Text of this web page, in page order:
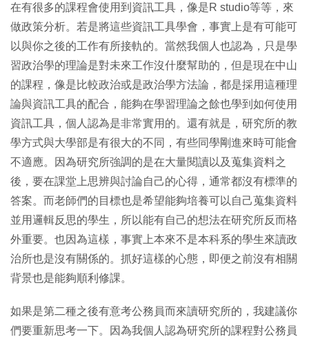
在有很多的課程會使用到資訊工具，像是R studio等等，來
做政策分析。若是將這些資訊工具學會，事實上是有可能可
以與你之後的工作有所接軌的。當然我個人也認為，只是學
習政治學的理論是對未來工作沒什麼幫助的，但是現在中山
的課程，像是比較政治或是政治學方法論，都是採用這種理
論與資訊工具的配合，能夠在學習理論之餘也學到如何使用
資訊工具，個人認為是非常實用的。還有就是，研究所的教
學方式與大學部是有很大的不同，有些同學剛進來時可能會
不適應。因為研究所強調的是在大量閱讀以及蒐集資料之
後，要在課堂上思辨與討論自己的心得，通常都沒有標準的
答案。而老師們的目標也是希望能夠培養可以自己蒐集資料
並用邏輯反思的學生，所以能有自己的想法在研究所反而格
外重要。也因為這樣，事實上本來不是本科系的學生來讀政
治所也是沒有關係的。抓好這樣的心態，即便之前沒有相關
背景也是能夠順利修課。
如果是第二種之後有意考公務員而來讀研究所的，我建議你
們要重新思考一下。因為我個人認為研究所的課程對公務員